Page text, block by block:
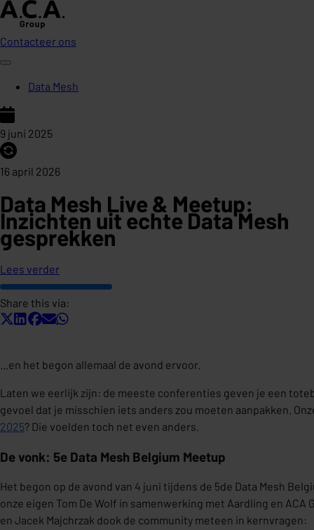
Contacteer ons
Data Mesh
9 juni 2025
16 april 2026
Data Mesh Live & Meetup:
Inzichten uit echte Data Mesh
gesprekken
Lees verder
Share this via:
...en het begon allemaal de avond ervoor.
Laten we eerlijk zijn: de meeste conferenties geven je een
gevoel dat je misschien iets anders zou moeten aanpakken.
2025? Die voelden toch net even anders.
De vonk: 5e Data Mesh Belgium Meetup
Het begon op de avond van 4 juni tijdens de 5de Data Mesh
onze eigen Tom De Wolf in samenwerking met Aardling en
en Jacek Majchrzak dook de community meteen in kernvragen: